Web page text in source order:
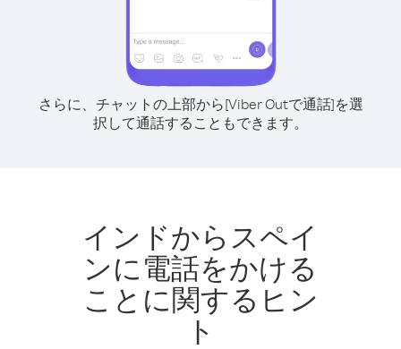
さらに、チャットの上部から[Viber Outで通話]を選
択して通話することもできます。
インドからスペイ
ンに電話をかける
ことに関するヒン
ト